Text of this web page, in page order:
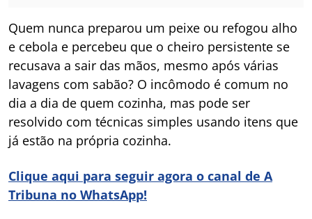
Quem nunca preparou um peixe ou refogou alho
e cebola e percebeu que o cheiro persistente se
recusava a sair das mãos, mesmo após várias
lavagens com sabão? O incômodo é comum no
dia a dia de quem cozinha, mas pode ser
resolvido com técnicas simples usando itens que
já estão na própria cozinha.
Clique aqui para seguir agora o canal de A
Tribuna no WhatsApp!